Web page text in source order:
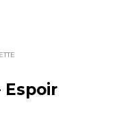
Espoir